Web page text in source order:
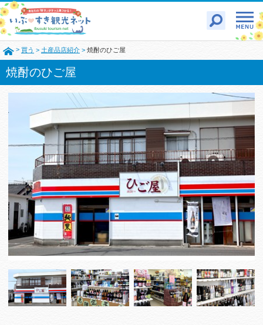
> 買う > 土産品店紹介 > 焼酎のひご屋
焼酎のひご屋